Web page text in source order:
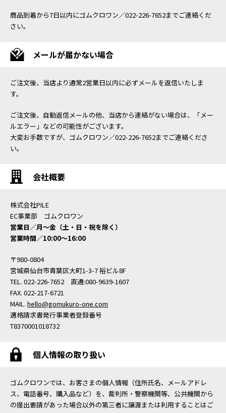
商品到着から7日以内にゴムクロワン／022-226-7652までご連絡くだ
さい。
メールが届かない場合
ご注文後、当店より通常2営業日以内に必ずメールを返信いたしま
す。
ご注文後、自動返信メールの他、当店から連絡がない場合は、「メー
ルエラー」などの可能性がございます。
大変お手数ですが、ゴムクロワン／022-226-7652までご連絡くださ
い。
会社概要
株式会社PILE
EC事業部 ゴムクロワン
営業日／月〜金（土・日・祝を除く）
営業時間／10:00〜16:00
〒980-0804
宮城県仙台市青葉区大町1-3-7 裕ビル8F
TEL. 022-226-7652 直通:080-9639-1607
FAX. 022-217-6721
MAIL. hello@gomukuro-one.com
適格請求書発行事業者登録番号
T8370001018732
個人情報の取り扱い
ゴムクロワンでは、お客さまの個人情報（住所氏名、メールアドレ
ス、電話番号、購入品など）を、裁判所・警察機関等、公共機関から
の提出要請があった場合以外の第三者に譲渡または利用することはご